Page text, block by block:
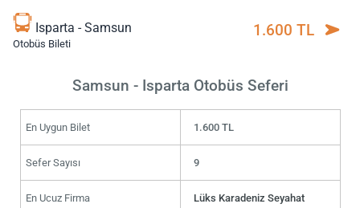
Isparta - Samsun
Otobüs Bileti
1.600 TL
Samsun - Isparta Otobüs Seferi
En Uygun Bilet 1.600 TL
Sefer Sayısı 9
En Ucuz Firma Lüks Karadeniz Seyahat